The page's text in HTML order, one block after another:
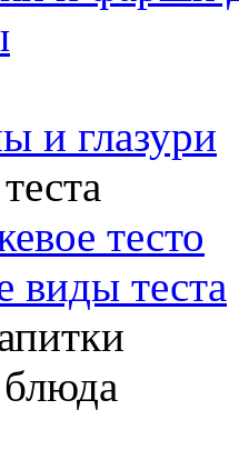
и глазури
тесто
виды теста